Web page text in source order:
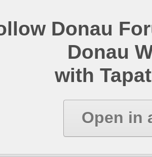
Donau
Donau
with
Open in